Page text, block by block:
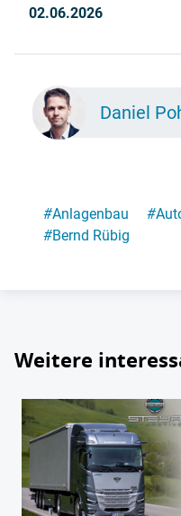
02.06.2026
Daniel
#Anlagenbau #
#Bernd Rübig
Weitere